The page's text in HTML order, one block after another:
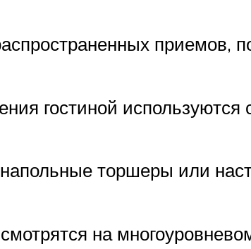
приемов,
гостиной используются
торшеры или
на